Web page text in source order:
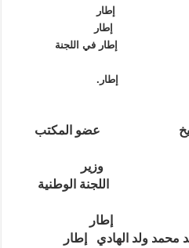
إطار
إطار
إطار في اللجنة
إطار.
الشيخ عضو المكتب
آبي وزير
اللجنة الوطنية
إطار
ولد الهادي إطار